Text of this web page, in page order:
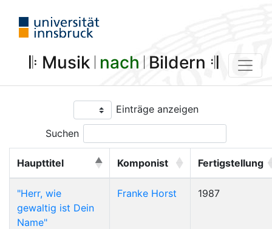
𝄆 Musik 𝄀 nach 𝄀 Bildern 𝄇
Einträge anzeigen
Suchen
Haupttitel Komponist Fertigstellung
"Herr, wie
gewaltig ist Dein
Name"
Franke Horst 1987